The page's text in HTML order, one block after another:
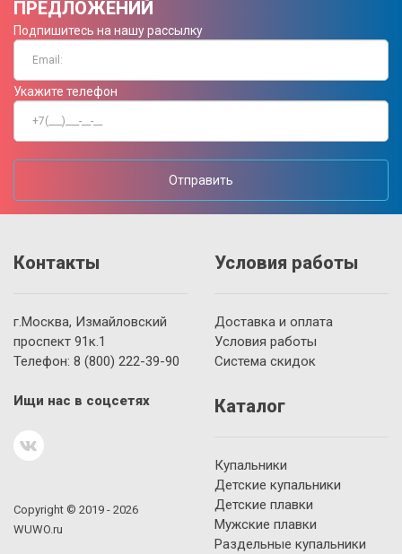
ПРЕДЛОЖЕНИЙ
Подпишитесь на нашу рассылку
Укажите телефон
Отправить
Контакты
г.Москва, Измайловский
проспект 91к.1
Телефон: 8 (800) 222-39-90
Ищи нас в соцсетях
Copyright © 2019 - 2026
WUWO.ru
Условия работы
Доставка и оплата
Условия работы
Система скидок
Каталог
Купальники
Детские купальники
Детские плавки
Мужские плавки
Раздельные купальники